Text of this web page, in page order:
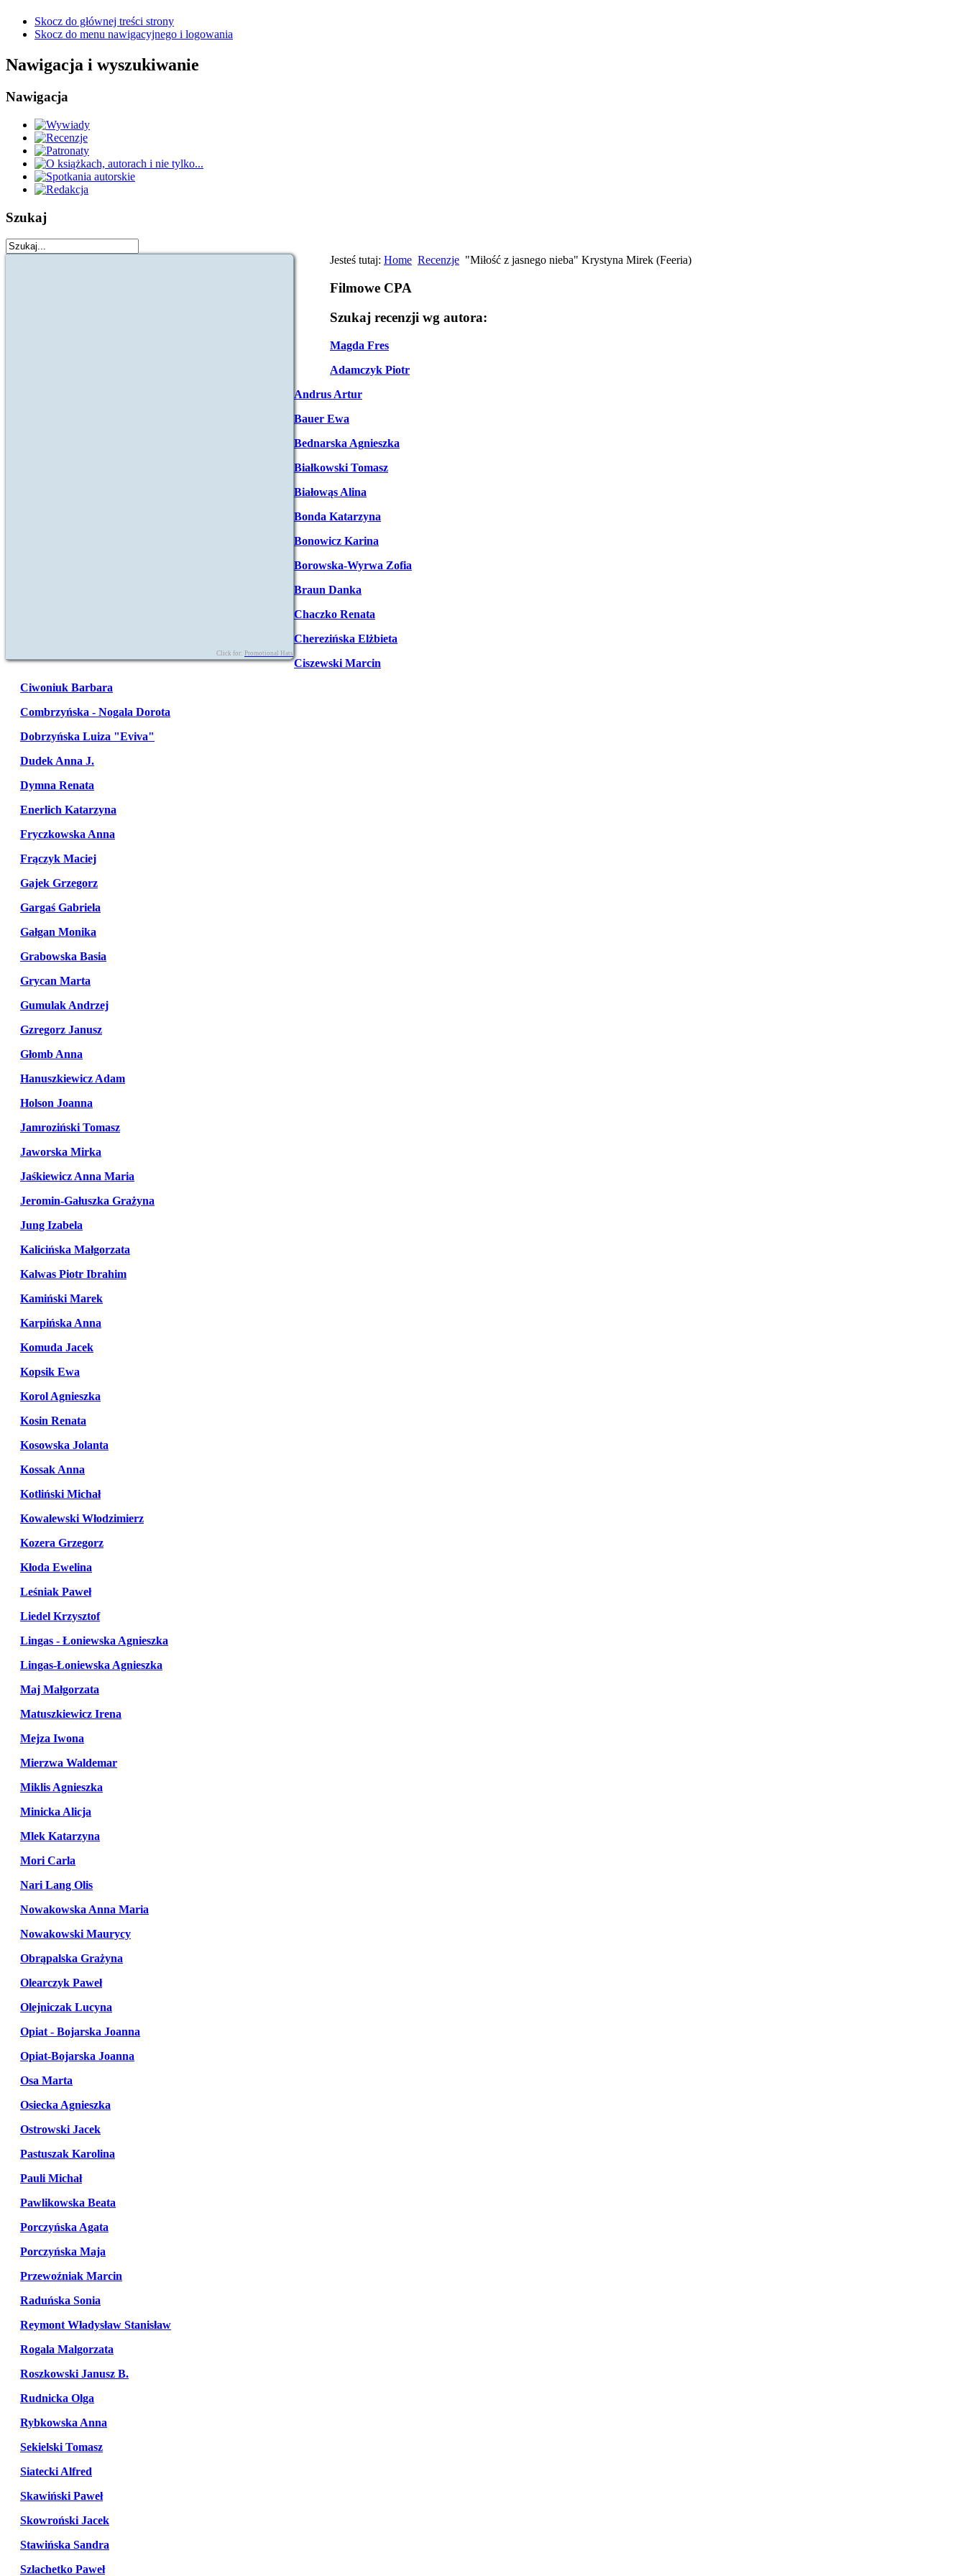
Skocz do głównej treści strony
Skocz do menu nawigacyjnego i logowania
Nawigacja i wyszukiwanie
Nawigacja
Szukaj
Click for: Promotional Hats
Jesteś tutaj: Home Recenzje "Miłość z jasnego nieba" Krystyna Mirek (Feeria)
Filmowe CPA
Szukaj recenzji wg autora:
Magda Fres
Adamczyk Piotr
Andrus Artur
Bauer Ewa
Bednarska Agnieszka
Białkowski Tomasz
Białowąs Alina
Bonda Katarzyna
Bonowicz Karina
Borowska-Wyrwa Zofia
Braun Danka
Chaczko Renata
Cherezińska Elżbieta
Ciszewski Marcin
Ciwoniuk Barbara
Combrzyńska - Nogala Dorota
Dobrzyńska Luiza "Eviva"
Dudek Anna J.
Dymna Renata
Enerlich Katarzyna
Fryczkowska Anna
Frączyk Maciej
Gajek Grzegorz
Gargaś Gabriela
Gałgan Monika
Grabowska Basia
Grycan Marta
Gumulak Andrzej
Gzregorz Janusz
Głomb Anna
Hanuszkiewicz Adam
Holson Joanna
Jamroziński Tomasz
Jaworska Mirka
Jaśkiewicz Anna Maria
Jeromin-Gałuszka Grażyna
Jung Izabela
Kalicińska Małgorzata
Kalwas Piotr Ibrahim
Kamiński Marek
Karpińska Anna
Komuda Jacek
Kopsik Ewa
Korol Agnieszka
Kosin Renata
Kosowska Jolanta
Kossak Anna
Kotliński Michał
Kowalewski Włodzimierz
Kozera Grzegorz
Kłoda Ewelina
Leśniak Paweł
Liedel Krzysztof
Lingas - Łoniewska Agnieszka
Lingas-Łoniewska Agnieszka
Maj Małgorzata
Matuszkiewicz Irena
Mejza Iwona
Mierzwa Waldemar
Miklis Agnieszka
Minicka Alicja
Mlek Katarzyna
Mori Carla
Nari Lang Olis
Nowakowska Anna Maria
Nowakowski Maurycy
Obrąpalska Grażyna
Olearczyk Paweł
Olejniczak Lucyna
Opiat - Bojarska Joanna
Opiat-Bojarska Joanna
Osa Marta
Osiecka Agnieszka
Ostrowski Jacek
Pastuszak Karolina
Pauli Michał
Pawlikowska Beata
Porczyńska Agata
Porczyńska Maja
Przewoźniak Marcin
Raduńska Sonia
Reymont Władysław Stanisław
Rogala Malgorzata
Roszkowski Janusz B.
Rudnicka Olga
Rybkowska Anna
Sekielski Tomasz
Siatecki Alfred
Skawiński Paweł
Skowroński Jacek
Stawińska Sandra
Szlachetko Paweł